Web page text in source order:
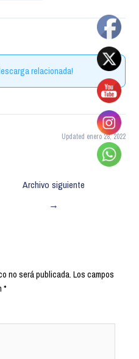
relacionada!
Updated enero 28, 2022
Archivo siguiente
→
no será publicada. Los campos
*